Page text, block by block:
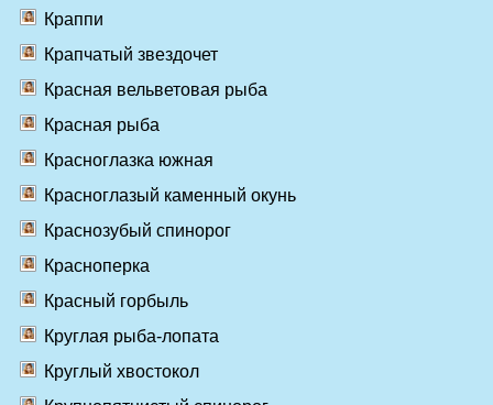
Краппи
Крапчатый звездочет
Красная вельветовая рыба
Красная рыба
Красноглазка южная
Красноглазый каменный окунь
Краснозубый спинорог
Красноперка
Красный горбыль
Круглая рыба-лопата
Круглый хвостокол